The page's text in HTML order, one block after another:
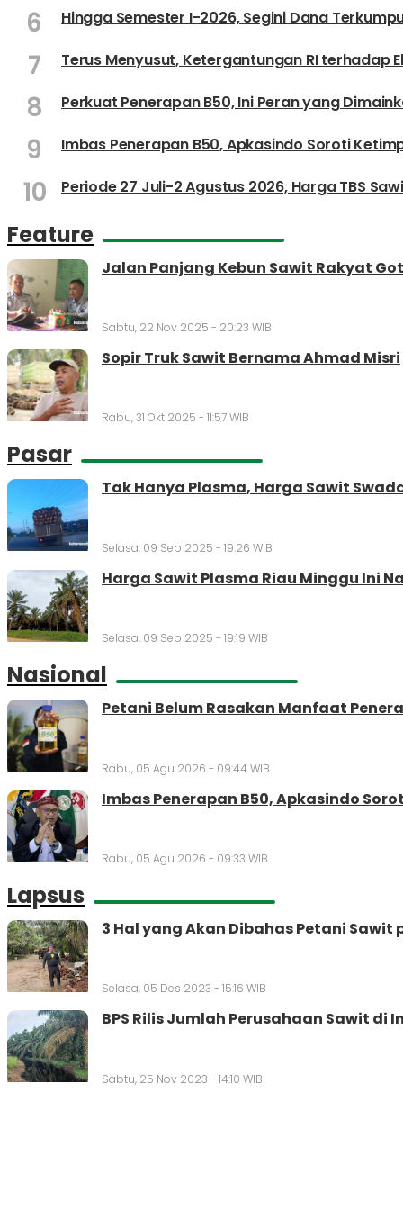
6 Hingga Semester I-2026, Segini Dana
7 Terus Menyusut, Ketergantungan RI terhadap
8 Perkuat Penerapan B50, Ini Peran yang
9 Imbas Penerapan B50, Apkasindo Soroti
10 Periode 27 Juli-2 Agustus 2026, Harga TBS
Feature
Jalan Panjang Kebun Sawit Rakyat
Sabtu, 22 Nov 2025 - 20:23 WIB
Sopir Truk Sawit Bernama Ahmad Misri
Rabu, 31 Okt 2025 - 11:57 WIB
Pasar
Tak Hanya Plasma, Harga Sawit
Selasa, 09 Sep 2025 - 19:26 WIB
Harga Sawit Plasma Riau Minggu Ini
Selasa, 09 Sep 2025 - 19:19 WIB
Nasional
Petani Belum Rasakan Manfaat
Rabu, 05 Agu 2026 - 09:44 WIB
Imbas Penerapan B50, Apkasindo
Rabu, 05 Agu 2026 - 09:33 WIB
Lapsus
3 Hal yang Akan Dibahas Petani Sawit
Selasa, 05 Des 2023 - 15:16 WIB
BPS Rilis Jumlah Perusahaan Sawit di
Sabtu, 25 Nov 2023 - 14:10 WIB